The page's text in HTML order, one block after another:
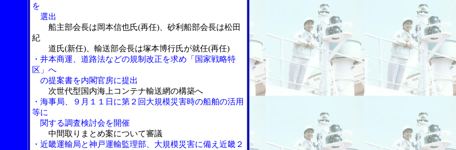
を
選出
船主部会長は岡本信也氏(再任)、砂利船部会長は松田
紀
道氏(新任)、輸送部会長は塚本博行氏が就任(再任)
・井本商運、道路法などの規制改正を求め「国家戦略特
区」へ
の提案書を内閣官房に提出
次世代型国内海上コンテナ輸送網の構築へ
・海事局、９月１１日に第２回大規模災害時の船舶の活用
等に
関する調査検討会を開催
中間取りまとめ案について審議
・近畿運輸局と神戸運輸監理部、大規模災害に備え近畿２